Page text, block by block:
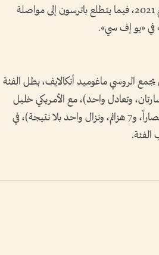
ويعود بونزينيبيو إلى المنافسة في أبوظبي للمرة الأولى منذ عام 2021، فيما يتطلع باترسون إلى مواصلة
في «يو إف سي».
الروسي ماغوميد أنكالايف، بطل الفئة
السجل (21 انتصاراً، وخسارتان، وتعادل واحد)، مع الأمريكي خليل
راونتري جونيور، المصنف الخامس، وصاحب السجل (15 انتصاراً، و7 هزائم، ونزال واحد بلا نتيجة)، في
الفئة.